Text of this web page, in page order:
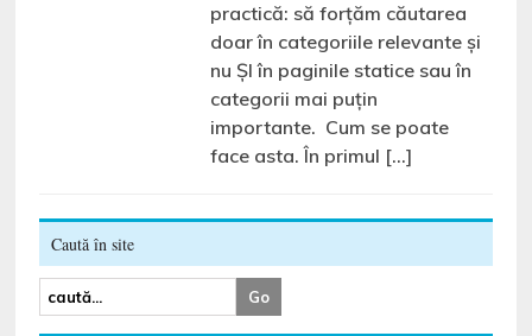
practică: să forțăm căutarea
doar în categoriile relevante și
nu ȘI în paginile statice sau în
categorii mai puțin
importante. Cum se poate
face asta. În primul […]
Caută în site